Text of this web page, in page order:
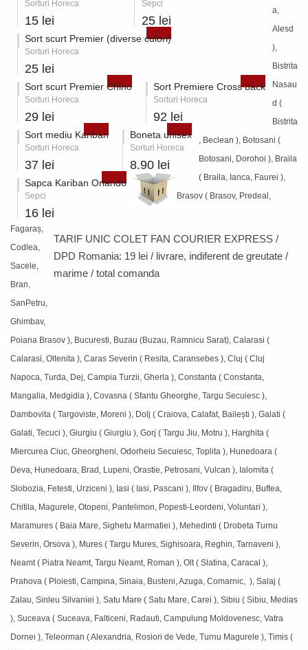
Sorturi Horeca
15 lei
Sepci
25 lei
Sort scurt Premier (diverse culori)
Sorturi Horeca
25 lei
Sort scurt Premier Chino
Sorturi Horeca
29 lei
Sort Premiere Cross back
Sorturi Horeca
92 lei
Sort mediu Kariban
Sorturi Horeca
37 lei
Boneta unisex
Sorturi Horeca
8.90 lei
Sapca Kariban Orlando
Sepci
16 lei
TARIF UNIC COLET FAN COURIER EXPRESS /
DPD Romania: 19 lei / livrare, indiferent de greutate /
marime / total comanda
a,
Alesd
),
Bistrita
Nasau
d (
Bistrita
, Beclean ), Botosani (
Botosani, Dorohoi ), Braila
( Braila, Ianca, Faurei ),
Brasov ( Brasov, Predeal,
Fagaraș,
Codlea,
Sacele,
Bran,
SanPetru,
Ghimbav,
Poiana Brasov ), Bucuresti, Buzau (Buzau, Ramnicu Sarat), Calarasi (
Calarasi, Oltenita ), Caras Severin ( Resita, Caransebes ), Cluj ( Cluj
Napoca, Turda, Dej, Campia Turzii, Gherla ), Constanta ( Constanta,
Mangalia, Medgidia ), Covasna ( Sfantu Gheorghe, Targu Secuiesc ),
Dambovita ( Targoviste, Moreni ), Dolj ( Craiova, Calafat, Bailești ), Galati (
Galati, Tecuci ), Giurgiu ( Giurgiu ), Gorj ( Targu Jiu, Motru ), Harghita (
Miercurea Ciuc, Gheorgheni, Odorheiu Secuiesc, Toplita ), Hunedoara (
Deva, Hunedoara, Brad, Lupeni, Orastie, Petrosani, Vulcan ), Ialomita (
Slobozia, Fetesti, Urziceni ), Iasi ( Iasi, Pascani ), Ilfov ( Bragadiru, Buftea,
Chitila, Magurele, Otopeni, Pantelimon, Popesti-Leordeni, Voluntari ),
Maramures ( Baia Mare, Sighetu Marmatiei ), Mehedinti ( Drobeta Turnu
Severin, Orsova ), Mures ( Targu Mures, Sighisoara, Reghin, Tarnaveni ),
Neamt ( Piatra Neamt, Targu Neamt, Roman ), Olt ( Slatina, Caracal ),
Prahova ( Ploiesti, Campina, Sinaia, Busteni, Azuga, Comarnic, ), Salaj (
Zalau, Sinleu Silvaniei ), Satu Mare ( Satu Mare, Carei ), Sibiu ( Sibiu, Medias
), Suceava ( Suceava, Falticeni, Radauti, Campulung Moldovenesc, Vatra
Dornei ), Teleorman ( Alexandria, Rosiori de Vede, Turnu Magurele ), Timis (